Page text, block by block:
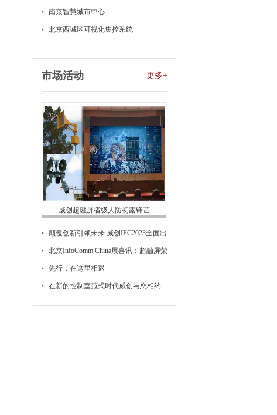
南京智慧城市中心
北京西城区可视化集控系统
市场活动 更多+
威创超融屏省级人防初露锋芒
颠覆创新引领未来 威创IFC2023全面出
击
北京InfoComm China展喜讯：超融屏荣
获“Best of Show”最佳技术奖
先行，在这里相遇
在新的控制室范式时代威创与您相约
石家庄